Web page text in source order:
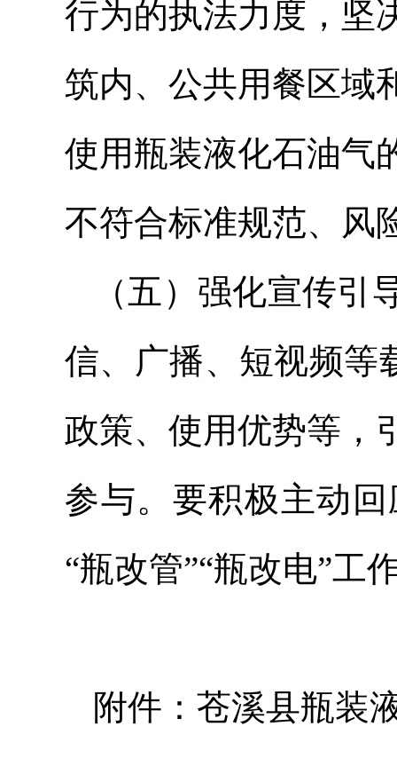
行为的执法力度，坚
筑内、公共用餐区域
使用瓶装液化石油气
不符合标准规范、风
（五）强化宣传
信、广播、短视频等
政策、使用优势等，
参与。要积极主动
“瓶改管”“瓶改电”工
附件：苍溪县瓶装